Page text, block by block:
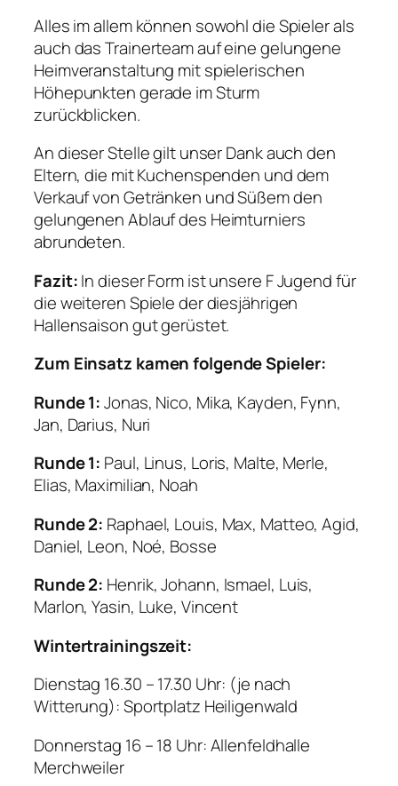
Alles im allem können sowohl die Spieler als
auch das Trainerteam auf eine gelungene
Heimveranstaltung mit spielerischen
Höhepunkten gerade im Sturm
zurückblicken.
An dieser Stelle gilt unser Dank auch den
Eltern, die mit Kuchenspenden und dem
Verkauf von Getränken und Süßem den
gelungenen Ablauf des Heimturniers
abrundeten.
Fazit:In dieser Form ist unsere F Jugend für
die weiteren Spiele der diesjährigen
Hallensaison gut gerüstet.
Zum Einsatz kamen folgende Spieler:
Runde 1:Jonas, Nico, Mika, Kayden, Fynn,
Jan, Darius, Nuri
Runde 1: Paul, Linus, Loris, Malte, Merle,
Elias, Maximilian, Noah
Runde 2: Raphael, Louis, Max, Matteo, Agid,
Daniel, Leon, Noé, Bosse
Runde 2: Henrik, Johann, Ismael, Luis,
Marlon, Yasin, Luke, Vincent
Wintertrainingszeit:
Dienstag 16.30 – 17.30 Uhr: (je nach
Witterung): Sportplatz Heiligenwald
Donnerstag 16 – 18 Uhr: Allenfeldhalle
Merchweiler